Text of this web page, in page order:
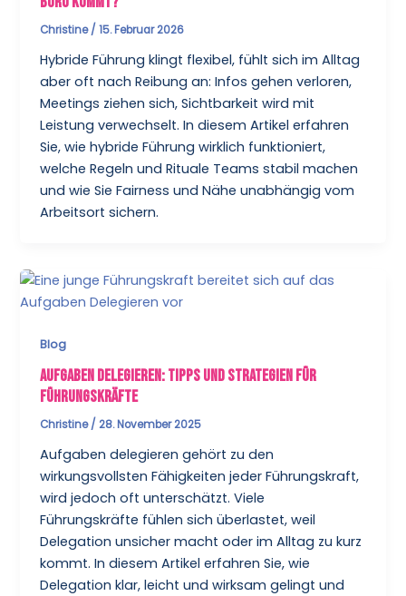
Christine/15. Februar 2026
Hybride Führung klingt flexibel, fühlt sich im Alltag
aber oft nach Reibung an: Infos gehen verloren,
Meetings ziehen sich, Sichtbarkeit wird mit
Leistung verwechselt. In diesem Artikel erfahren
Sie, wie hybride Führung wirklich funktioniert,
welche Regeln und Rituale Teams stabil machen
und wie Sie Fairness und Nähe unabhängig vom
Arbeitsort sichern.
Blog
Aufgaben delegieren: Tipps und Strategien für
Führungskräfte
Christine/28. November 2025
Aufgaben delegieren gehört zu den
wirkungsvollsten Fähigkeiten jeder Führungskraft,
wird jedoch oft unterschätzt. Viele
Führungskräfte fühlen sich überlastet, weil
Delegation unsicher macht oder im Alltag zu kurz
kommt. In diesem Artikel erfahren Sie, wie
Delegation klar, leicht und wirksam gelingt und